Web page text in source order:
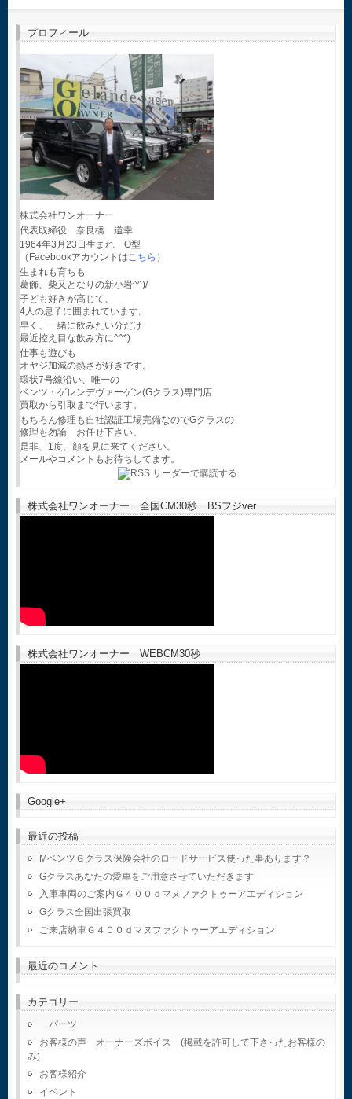
プロフィール
株式会社ワンオーナー
代表取締役 奈良橋 道幸
1964年3月23日生まれ O型
（Facebookアカウントはこちら ）
生まれも育ちも
葛飾、柴又となりの新小岩^^)/
子ども好きが高じて、
4人の息子に囲まれています。
早く、一緒に飲みたい分だけ
最近控え目な飲み方に^^*)
仕事も遊びも
オヤジ加減の熱さが好きです。
環状7号線沿い、唯一の
ベンツ・ゲレンデヴァーゲン(Gクラス)専門店
買取から引取まで行います。
もちろん修理も自社認証工場完備なのでGクラスの
修理も勿論 お任せ下さい。
是非、1度、顔を見に来てください。
メールやコメントもお待ちしてます。
株式会社ワンオーナー 全国CM30秒 BSフジver.
株式会社ワンオーナー WEBCM30秒
Google+
最近の投稿
MベンツＧクラス保険会社のロードサービス使った事あります？
Gクラスあなたの愛車をご用意させていただきます
入庫車両のご案内Ｇ４００ｄマヌファクトゥーアエディション
Gクラス全国出張買取
ご来店納車Ｇ４００ｄマヌファクトゥーアエディション
最近のコメント
カテゴリー
パーツ
お客様の声 オーナーズボイス (掲載を許可して下さったお客様の
み)
お客様紹介
イベント